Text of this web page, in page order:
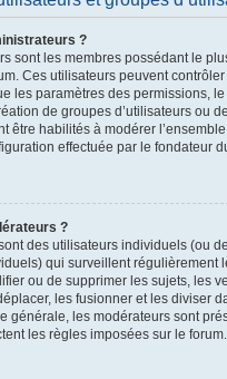
?
sont les membres possédant le
Ces utilisateurs peuvent
les paramètres des permissions,
de groupes d’utilisateurs ou
être habilités à modérer
effectuée par le fondateur
?
des utilisateurs individuels (ou
qui surveillent régulièrement
ou de supprimer les sujets, les
les fusionner et les diviser
générale, les modérateurs sont
les règles imposées sur le forum.